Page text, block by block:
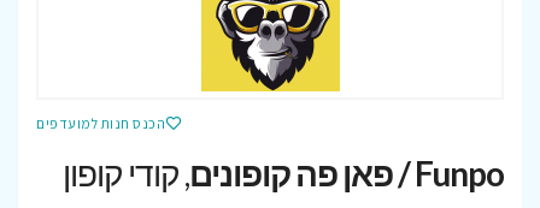
הכנס חנות למועדפים
Funpo / פאן פה קופונים
, קודי קופון